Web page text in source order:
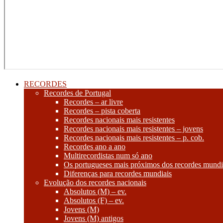
RECORDES
Recordes de Portugal
Recordes – ar livre
Recordes – pista coberta
Recordes nacionais mais resistentes
Recordes nacionais mais resistentes – jovens
Recordes nacionais mais resistentes – p. cob.
Recordes ano a ano
Multirecordistas num só ano
Os portugueses mais próximos dos recordes
Diferenças para recordes mundiais
Evolução dos recordes nacionais
Absolutos (M) – ev.
Absolutos (F) – ev.
Jovens (M)
Jovens (M) antigos